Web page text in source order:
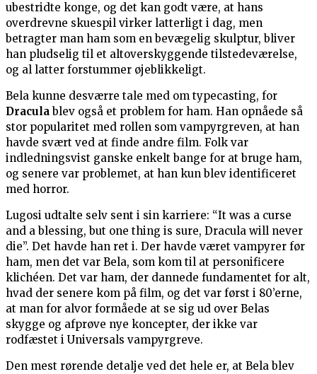
ubestridte konge, og det kan godt være, at hans
overdrevne skuespil virker latterligt i dag, men
betragter man ham som en bevægelig skulptur, bliver
han pludselig til et altoverskyggende tilstedeværelse,
og al latter forstummer øjeblikkeligt.
Bela kunne desværre tale med om typecasting, for
Dracula blev også et problem for ham. Han opnåede så
stor popularitet med rollen som vampyrgreven, at han
havde svært ved at finde andre film. Folk var
indledningsvist ganske enkelt bange for at bruge ham,
og senere var problemet, at han kun blev identificeret
med horror.
Lugosi udtalte selv sent i sin karriere: “It was a curse
and a blessing, but one thing is sure, Dracula will never
die”. Det havde han ret i. Der havde været vampyrer før
ham, men det var Bela, som kom til at personificere
klichéen. Det var ham, der dannede fundamentet for alt,
hvad der senere kom på film, og det var først i 80’erne,
at man for alvor formåede at se sig ud over Belas
skygge og afprøve nye koncepter, der ikke var
rodfæstet i Universals vampyrgreve.
Den mest rørende detalje ved det hele er, at Bela blev